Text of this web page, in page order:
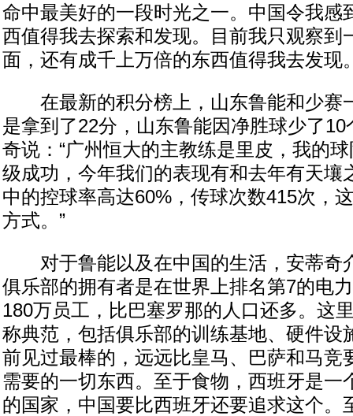
命中最美好的一段时光之一。中国令我感
西值得我去探索和发现。目前我只观察到
面，还有成千上万倍的东西值得我去发现
在最新的积分榜上，山东鲁能和少赛
是拿到了22分，山东鲁能因净胜球少了
奇说：“广州恒大的主教练是里皮，我的
级成功，今年我们的表现有和去年有天壤
中的控球率高达60%，传球次数415次，
方式。”
对于鲁能以及在中国的生活，安蒂奇
俱乐部的拥有者是在世界上排名第7的电
180万员工，比巴塞罗那的人口还多。这
称典范，包括俱乐部的训练基地、硬件设
前见过最棒的，远远比皇马、巴萨和马竞
需要的一切东西。至于食物，西班牙是一
的国家，中国要比西班牙还要追求这个。